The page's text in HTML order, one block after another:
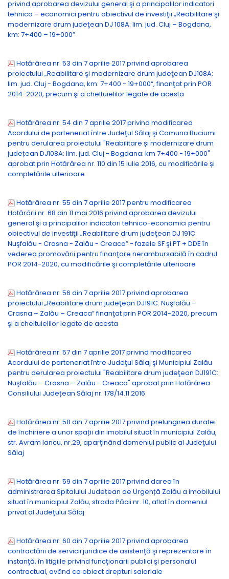
privind aprobarea devizului general şi a principalilor indicatori
tehnico – economici pentru obiectivul de investiţii „Reabilitare şi
modernizare drum judeţean DJ 108A: lim. jud. Cluj – Bogdana,
km: 7+400 – 19+000”
Hotărârea nr. 53 din 7 aprilie 2017 privind aprobarea
proiectului „Reabilitare şi modernizare drum judeţean DJ108A:
lim. jud. Cluj - Bogdana, km: 7+400 - 19+000“, finanţat prin POR
2014-2020, precum şi a cheltuielilor legate de acesta
Hotărârea nr. 54 din 7 aprilie 2017 privind modificarea
Acordului de parteneriat între Judeţul Sălaj şi Comuna Buciumi
pentru derularea proiectului "Reabilitare și modernizare drum
județean DJ108A: lim. jud. Cluj - Bogdana: km 7+400 - 19+000"
aprobat prin Hotărârea nr. 110 din 15 iulie 2016, cu modificările și
completările ulterioare
Hotărârea nr. 55 din 7 aprilie 2017 pentru modificarea
Hotărârii nr. 68 din 11 mai 2016 privind aprobarea devizului
general şi a principalilor indicatori tehnico-economici pentru
obiectivul de investiţii „Reabilitare drum judeţean DJ 191C:
Nuşfalău - Crasna - Zalău - Creaca” - fazele SF şi PT + DDE în
vederea promovării pentru finanţare nerambursabilă în cadrul
POR 2014-2020, cu modificările şi completările ulterioare
Hotărârea nr. 56 din 7 aprilie 2017 privind aprobarea
proiectului „Reabilitare drum judeţean DJ191C: Nuşfalău –
Crasna – Zalău – Creaca” finanţat prin POR 2014-2020, precum
şi a cheltuielilor legate de acesta
Hotărârea nr. 57 din 7 aprilie 2017 privind modificarea
Acordului de parteneriat între Judeţul Sălaj şi Municipiul Zalău
pentru derularea proiectului "Reabilitare drum judeţean DJ191C:
Nuşfalău – Crasna – Zalău - Creaca" aprobat prin Hotărârea
Consiliului Județean Sălaj nr. 178/14.11.2016
Hotărârea nr. 58 din 7 aprilie 2017 privind prelungirea duratei
de închiriere a unor spații din imobilul situat în municipiul Zalău,
str. Avram Iancu, nr.29, aparţinând domeniul public al Judeţului
Sălaj
Hotărârea nr. 59 din 7 aprilie 2017 privind darea în
administrarea Spitalului Județean de Urgență Zalău a imobilului
situat în municipiul Zalău, strada Păcii nr. 10, aflat în domeniul
privat al Judeţului Sălaj
Hotărârea nr. 60 din 7 aprilie 2017 privind aprobarea
contractării de servicii juridice de asistenţă şi reprezentare în
instanţă, în litigiile privind funcţionarii publici şi personalul
contractual, având ca obiect drepturi salariale